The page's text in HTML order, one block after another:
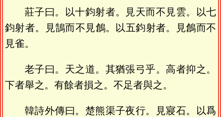
莊子曰。以十鈞射者。見天而不見雲。以七
鈞射者。見鵠而不見鶬。以五鈞射者。見鶬而不
見雀。
老子曰。天之道。其猶張弓乎。高者抑之。
下者舉之。有餘者損之。不足者與之。
韓詩外傳曰。楚熊渠子夜行。見寢石。以爲